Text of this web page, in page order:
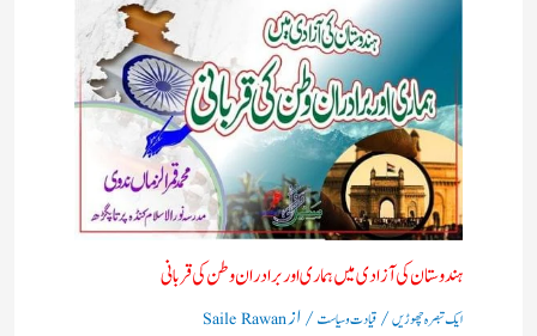
ہندوستان کی آزادی میں ہماری اور برادران وطن کی قربانی
ایک تبصرہ چھوڑیں/ قیادت وسیاست/ ازSaile Rawan